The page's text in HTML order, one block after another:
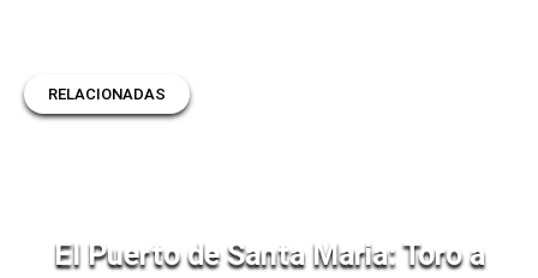
RELACIONADAS
El Puerto de Santa Maria: Toro a